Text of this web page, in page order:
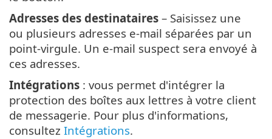
Adresses des destinataires – Saisissez une
ou plusieurs adresses e-mail séparées par un
point-virgule. Un e-mail suspect sera envoyé à
ces adresses.
Intégrations : vous permet d'intégrer la
protection des boîtes aux lettres à votre client
de messagerie. Pour plus d'informations,
consultez Intégrations.